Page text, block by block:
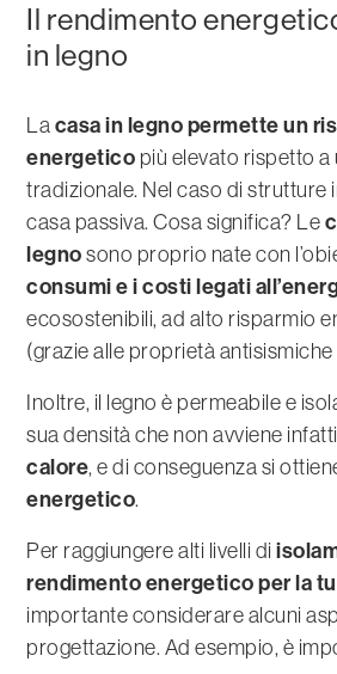
Il rendimento
in legno
La casa in legno permette un
energetico più elevato rispetto a
tradizionale. Nel caso di strutture
casa passiva. Cosa significa? Le
legno sono proprio nate con
consumi e i costi legati
ecosostenibili, ad alto risparmio
(grazie alle proprietà antisismiche
Inoltre, il legno è permeabile e
sua densità che non avviene
calore, e di conseguenza si
energetico.
Per raggiungere alti livelli di
rendimento energetico per la
importante considerare alcuni
progettazione. Ad esempio, è